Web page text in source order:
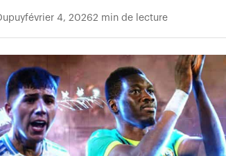
février 4, 20262 min de lecture